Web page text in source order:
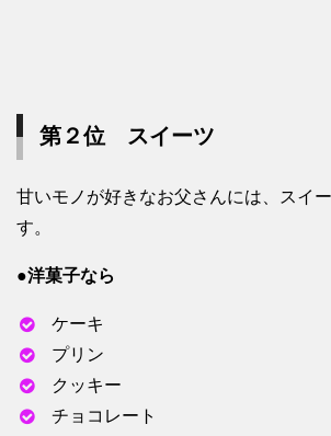
第２位 スイーツ
甘いモノが好きなお父さんには、スイ
す。
●洋菓子なら
ケーキ
プリン
クッキー
チョコレート